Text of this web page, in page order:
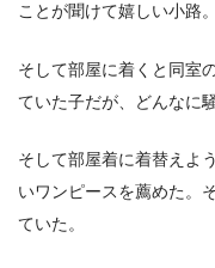
ことが聞けて嬉しい小路。
そして部屋に着くと同室
ていた子だが、どんなに
そして部屋着に着替えよ
いワンピースを薦めた。
ていた。